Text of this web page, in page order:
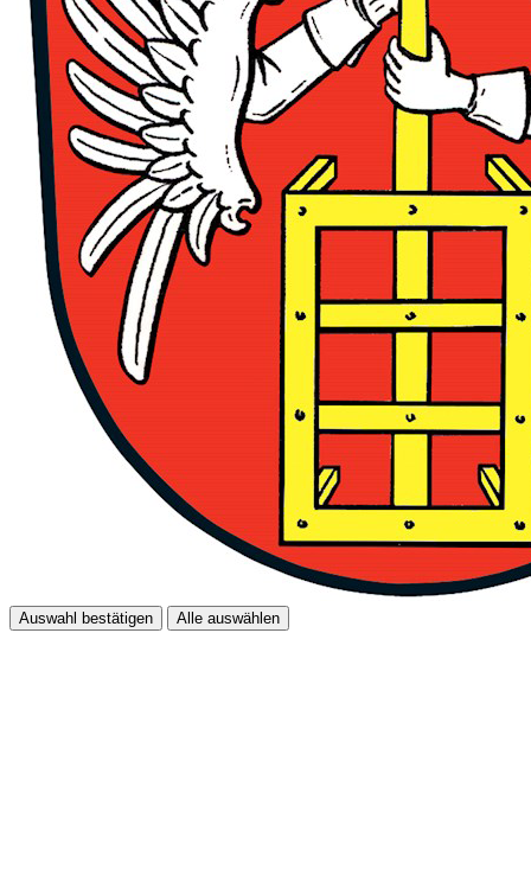
Auswahl bestätigen Alle auswählen